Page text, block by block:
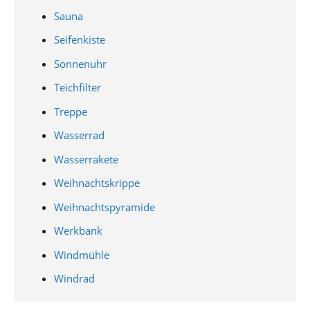
Sauna
Seifenkiste
Sonnenuhr
Teichfilter
Treppe
Wasserrad
Wasserrakete
Weihnachtskrippe
Weihnachtspyramide
Werkbank
Windmühle
Windrad